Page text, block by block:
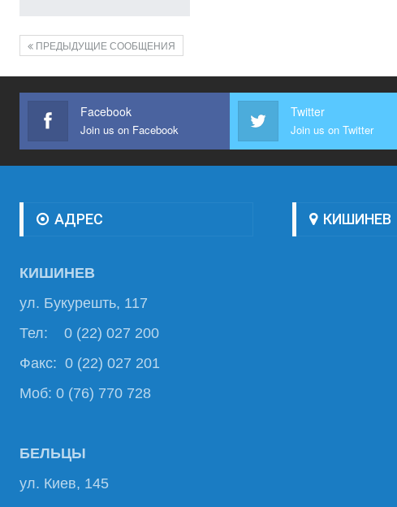
ПРЕДЫДУЩИЕ СООБЩЕНИЯ
Facebook
Join us on Facebook
Twitter
Join us on Twitter
АДРЕС
КИШИНЕВ
ул. Букурешть, 117
Тел: 0 (22) 027 200
Факс: 0 (22) 027 201
Моб: 0 (76) 770 728
БЕЛЬЦЫ
ул. Киев, 145
КИШИНЕВ